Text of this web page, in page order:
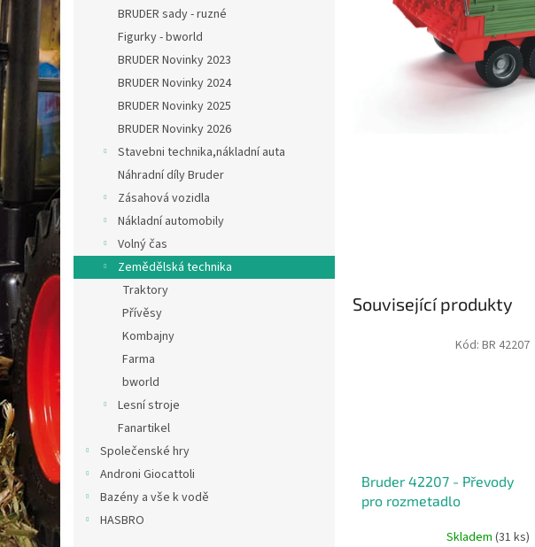
BRUDER sady - ruzné
Figurky - bworld
BRUDER Novinky 2023
BRUDER Novinky 2024
BRUDER Novinky 2025
BRUDER Novinky 2026
Stavebni technika,nákladní auta
Náhradní díly Bruder
Zásahová vozidla
Nákladní automobily
Volný čas
Zemědělská technika
Traktory
Přívěsy
Kombajny
Farma
bworld
Lesní stroje
Fanartikel
Společenské hry
Androni Giocattoli
Bazény a vše k vodě
HASBRO
Související produkty
Bruder 42207 - Převody
pro rozmetadlo
Skladem (31 ks)
Kód: BR 42207